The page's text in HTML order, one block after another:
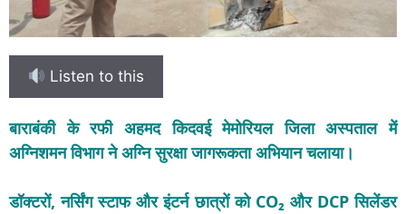
Listen to this
बाराबंकी के रफी अहमद किदवई मेमोरियल जिला अस्पताल में
अग्निशमन विभाग ने अग्नि सुरक्षा जागरूकता अभियान चलाया।
डॉक्टरों, नर्सिंग स्टाफ और इंटर्न छात्रों को CO₂ और DCP सिलेंडर